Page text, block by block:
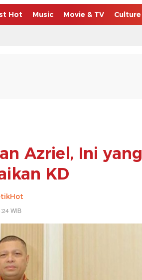
Hot Music Movie & TV Culture
Azriel, Ini yang
KD
WIB